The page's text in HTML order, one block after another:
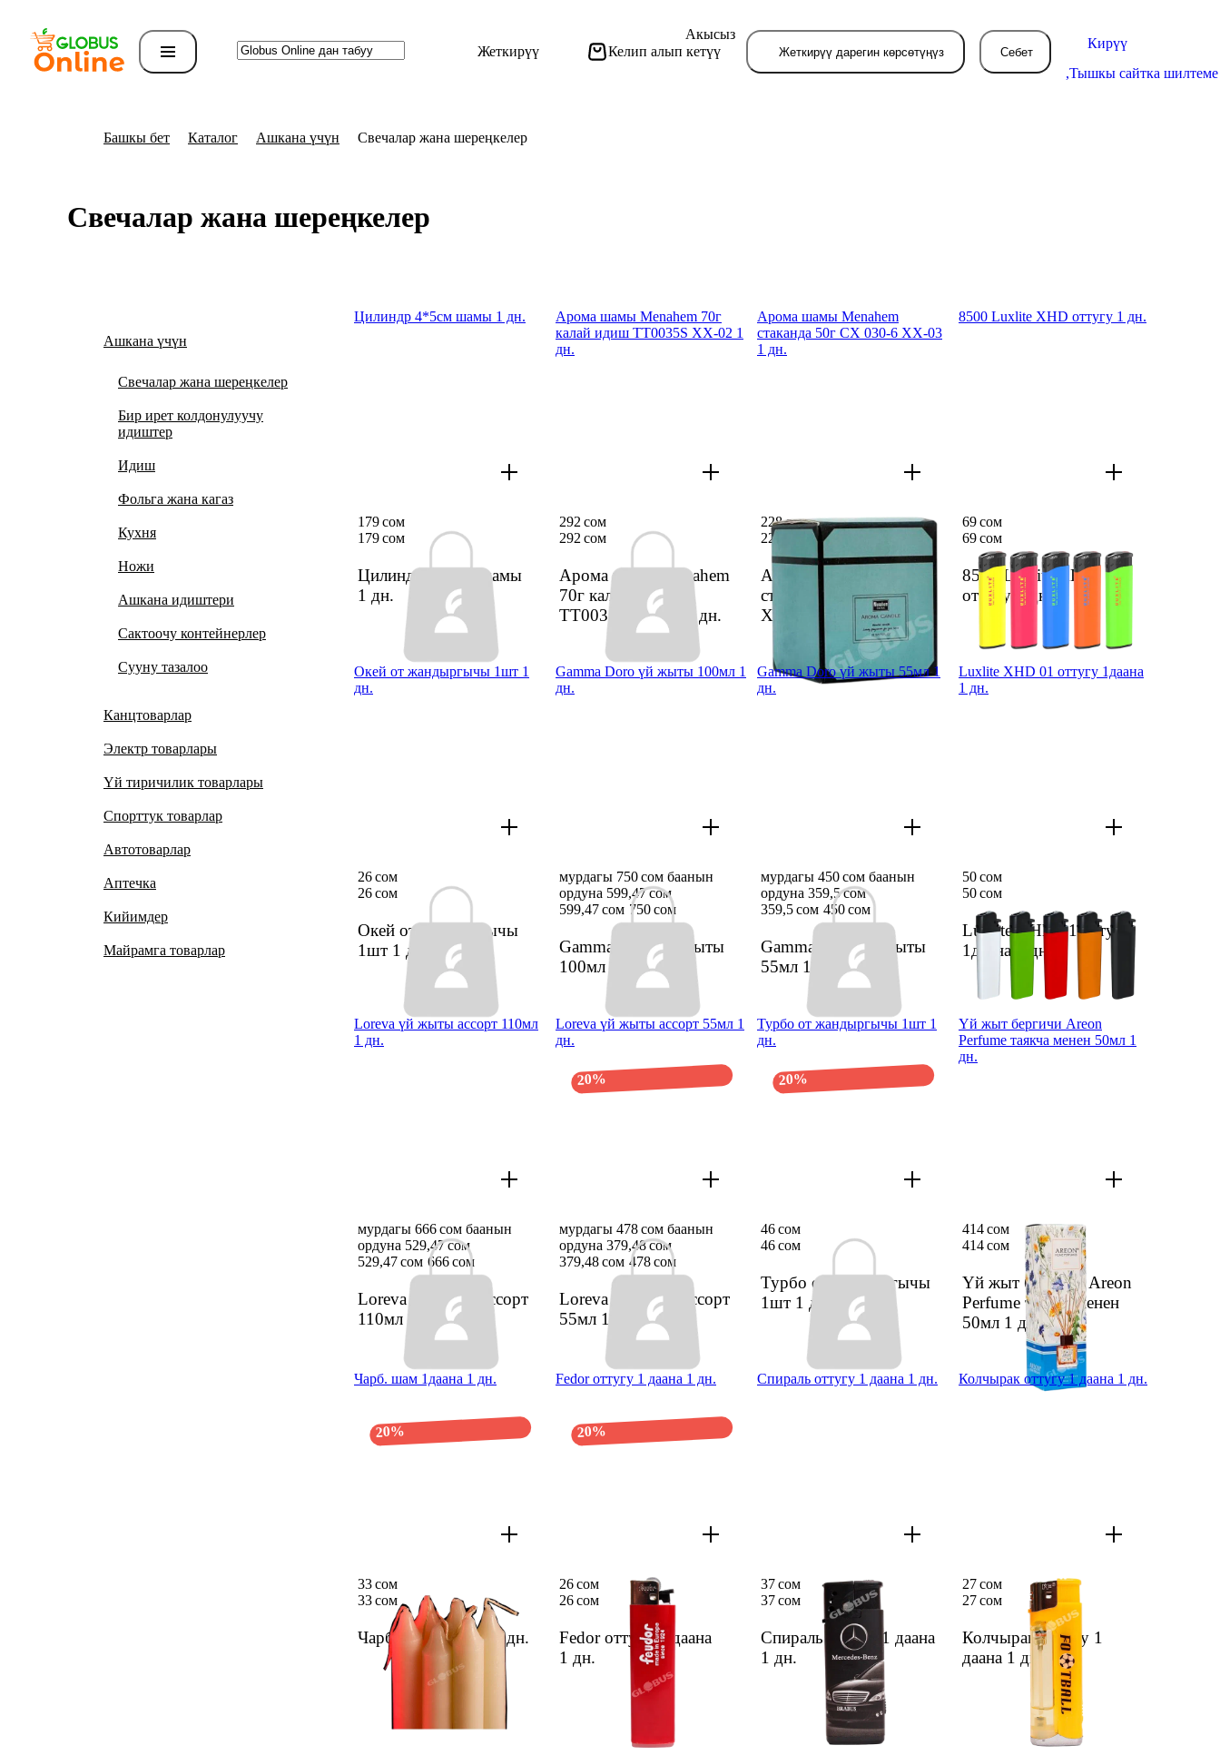
Жеткирүү Келип алып кетүү
Акысыз
Жеткирүү дарегин көрсөтүңүз Себет
Кирүү
,Тышкы сайтка шилтеме
Башкы бет Каталог Ашкана үчүн Свечалар жана шереңкелер
Свечалар жана шереңкелер
Ашкана үчүн
Свечалар жана шереңкелер
Бир ирет колдонулуучу
идиштер
Идиш
Фольга жана кагаз
Кухня
Ножи
Ашкана идиштери
Сактоочу контейнерлер
Сууну тазалоо
Канцтоварлар
Электр товарлары
Үй тиричилик товарлары
Спорттук товарлар
Автотоварлар
Аптечка
Кийимдер
Майрамга товарлар
Цилиндр 4*5см шамы 1 дн.
Цилиндр 4*5см шамы
1 дн.
179 сом
179 сом
Арома шамы Menahem 70г
калай идиш TT0035S XX-02 1
дн.
Арома шамы Menahem
70г калай идиш
TT0035S XX-02
1 дн.
292 сом
292 сом
Арома шамы Menahem
стаканда 50г CX 030-6 XX-03
1 дн.
Арома шамы Menahem
стаканда 50г CX 030-6
XX-03
228 сом
228 сом
8500 Luxlite XHD оттугу 1 дн.
8500 Luxlite XHD
оттугу 1 дн.
69 сом
69 сом
Окей от жандыргычы 1шт 1
дн.
Окей от жандыргычы
1шт 1 дн.
26 сом
26 сом
Gamma Doro үй жыты 100мл 1
дн.
Gamma Doro үй жыты
100мл
мурдагы 750 сом баанын
ордуна 599,47 сом
599,47 сом 750 сом
20%
Gamma Doro үй жыты 55мл 1
дн.
Gamma Doro үй жыты
55мл 1 дн.
мурдагы 450 сом баанын
ордуна 359,5 сом
359,5 сом 450 сом
20%
Luxlite XHD 01 оттугу 1даана
1 дн.
Luxlite XHD 01 оттугу
1даана
1 дн.
50 сом
50 сом
Loreva үй жыты ассорт 110мл
1 дн.
Loreva үй жыты ассорт
110мл
мурдагы 666 сом баанын
ордуна 529,47 сом
529,47 сом 666 сом
20%
Loreva үй жыты ассорт 55мл 1
дн.
Loreva үй жыты ассорт
55мл 1 дн.
мурдагы 478 сом баанын
ордуна 379,48 сом
379,48 сом 478 сом
20%
Турбо от жандыргычы 1шт 1
дн.
Турбо от жандыргычы
1шт 1 дн.
46 сом
46 сом
Үй жыт бергичи Areon
Perfume таякча менен 50мл 1
дн.
Үй жыт бергичи Areon
Perfume таякча менен
50мл 1 дн.
414 сом
414 сом
Чарб. шам 1даана 1 дн.
Чарб. шам 1даана 1 дн.
33 сом
33 сом
Fedor оттугу 1 даана 1 дн.
Fedor оттугу 1 даана
1 дн.
26 сом
26 сом
Спираль оттугу 1 даана 1 дн.
Спираль оттугу 1 даана
1 дн.
37 сом
37 сом
Колчырак оттугу 1 даана 1 дн.
Колчырак оттугу 1
даана 1 дн.
27 сом
27 сом